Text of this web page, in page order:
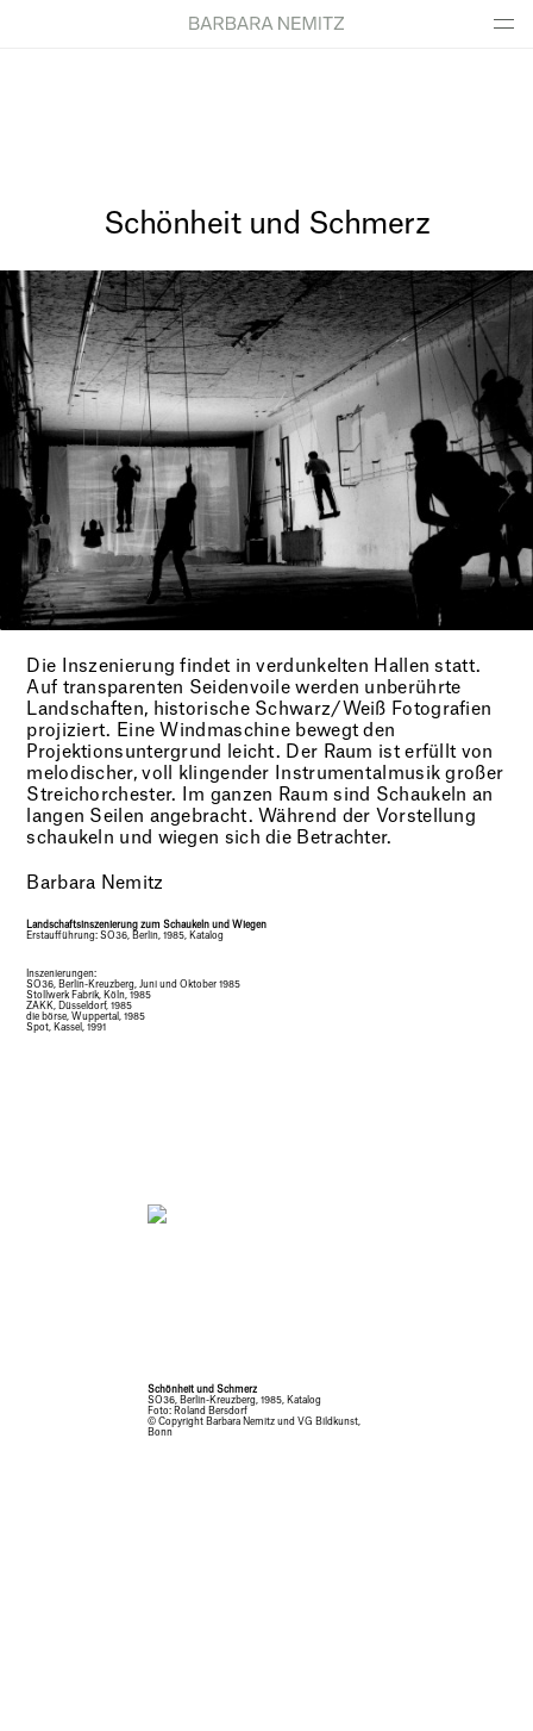
Schönheit und Schmerz
Die Inszenierung findet in verdunkelten Hallen statt.
Auf transparenten Seidenvoile werden unberührte
Landschaften, historische Schwarz/Weiß Fotografien
projiziert. Eine Windmaschine bewegt den
Projektionsuntergrund leicht. Der Raum ist erfüllt von
melodischer, voll klingender Instrumentalmusik großer
Streichorchester. Im ganzen Raum sind Schaukeln an
langen Seilen angebracht. Während der Vorstellung
schaukeln und wiegen sich die Betrachter.
Barbara Nemitz
Landschaftsinszenierung zum Schaukeln und Wiegen
Erstaufführung: SO36, Berlin, 1985, Katalog
Inszenierungen:
SO36, Berlin-Kreuzberg, Juni und Oktober 1985
Stollwerk Fabrik, Köln, 1985
ZAKK, Düsseldorf, 1985
die börse, Wuppertal, 1985
Spot, Kassel, 1991
Schönheit und Schmerz
SO36, Berlin-Kreuzberg, 1985, Katalog
Foto: Roland Bersdorf
© Copyright Barbara Nemitz und VG Bildkunst,
Bonn